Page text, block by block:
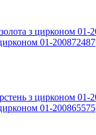
01-200872487
01-200865575